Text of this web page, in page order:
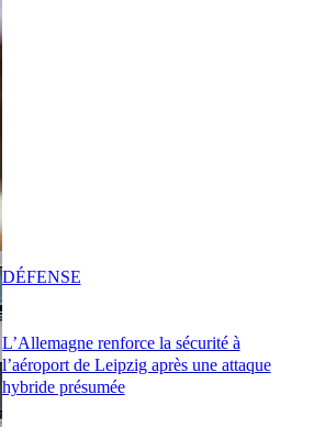
L’Allemagne renforce la sécurité à
l’aéroport de Leipzig après une attaque
hybride présumée
DÉFENSE